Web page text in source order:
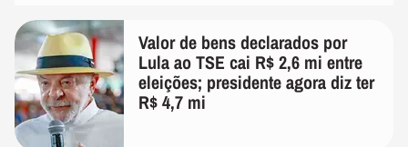
Valor de bens declarados por
Lula ao TSE cai R$ 2,6 mi entre
eleições; presidente agora diz ter
R$ 4,7 mi